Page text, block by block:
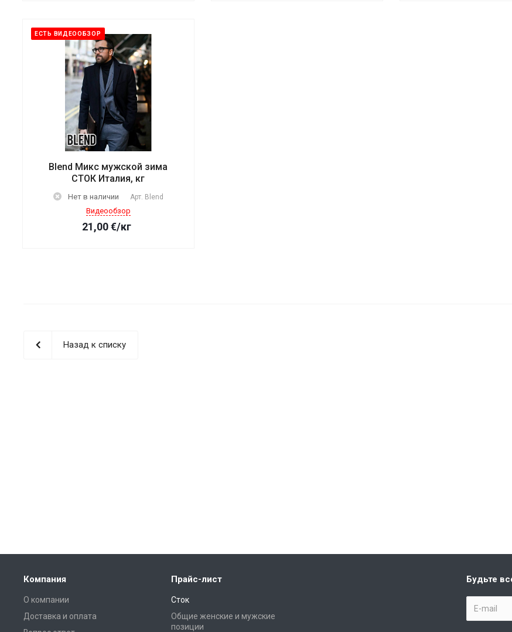
ЕСТЬ ВИДЕООБЗОР
Blend Микс мужской зима
СТОК Италия, кг
Нет в наличии Арт. Blend
Видеообзор
21,00€/кг
Назад к списку
Компания
О компании
Доставка и оплата
Прайс-лист
Сток
Общие женские и мужские
позиции
Будьте